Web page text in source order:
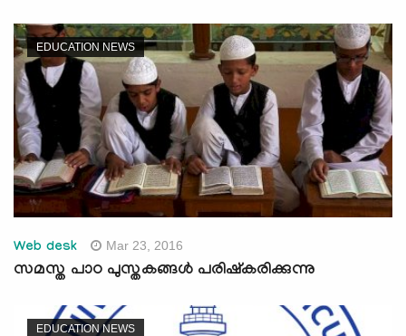
EDUCATION NEWS
Web desk Mar 23, 2016
സമസ്ത പാഠ പുസ്തകങ്ങള്‍ പരിഷ്‌കരിക്കുന്നു
EDUCATION NEWS